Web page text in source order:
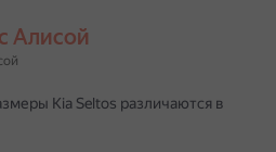
с Алисой
Kia Seltos различаются в